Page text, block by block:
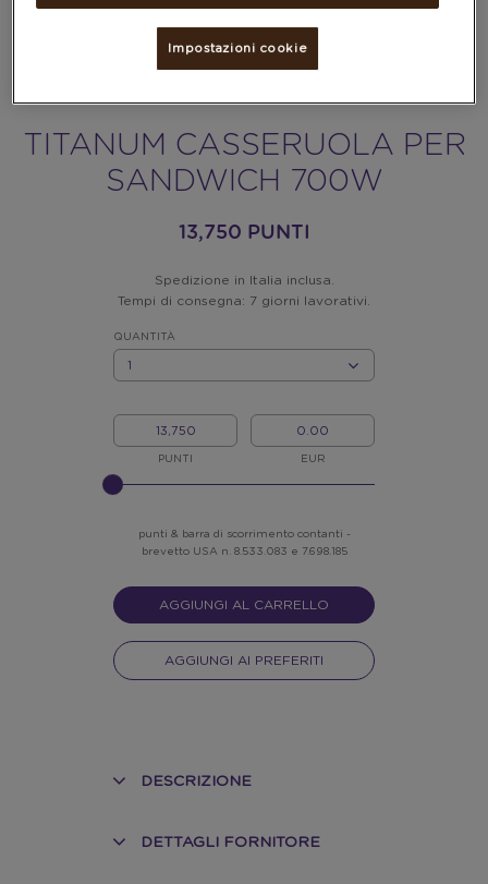
TITANUM CASSERUOLA PER
SANDWICH 700W
13,750 PUNTI
Spedizione in Italia inclusa.
Tempi di consegna: 7 giorni lavorativi.
QUANTITÀ
I
PUNTI
IL
CREDITO
EUR
INSERISCI
NELLO
punti & barra di scorrimento contanti -
brevetto USA n. 8.533.083 e 7.698.185
AGGIUNGI AL CARRELLO
AGGIUNGI AI PREFERITI
DESCRIZIONE
DETTAGLI FORNITORE
Impostazioni cookie